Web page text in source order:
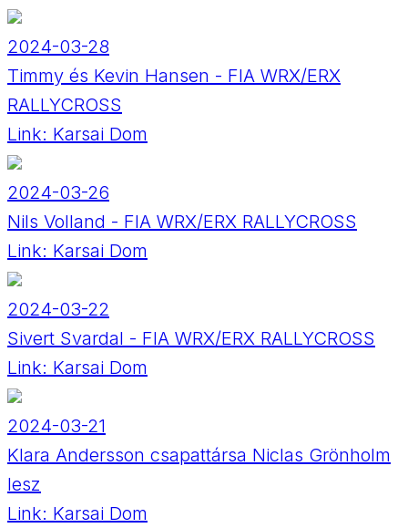
2024-03-28
Timmy és Kevin Hansen - FIA WRX/ERX
RALLYCROSS
Link: Karsai Dom
2024-03-26
Nils Volland - FIA WRX/ERX RALLYCROSS
Link: Karsai Dom
2024-03-22
Sivert Svardal - FIA WRX/ERX RALLYCROSS
Link: Karsai Dom
2024-03-21
Klara Andersson csapattársa Niclas Grönholm
lesz
Link: Karsai Dom